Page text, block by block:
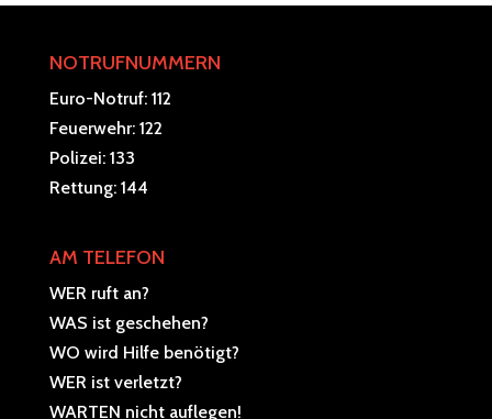
NOTRUFNUMMERN
Euro-Notruf: 112
Feuerwehr: 122
Polizei: 133
Rettung: 144
AM TELEFON
WER ruft an?
WAS ist geschehen?
WO wird Hilfe benötigt?
WER ist verletzt?
WARTEN nicht auflegen!